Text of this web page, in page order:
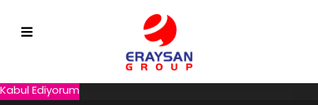
kullanıyoruz. Çerez kullanım bildirimini kapatarak veya web sitesini
kullanmaya devam ederek, ERAYSAN’un Çerez Politikası’nda
belirtilen koşulları kabul etmiş olursunuz.
Kabul Ediyorum